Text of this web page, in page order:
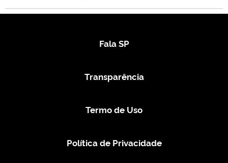
Fala SP
Transparência
Termo de Uso
Política de Privacidade